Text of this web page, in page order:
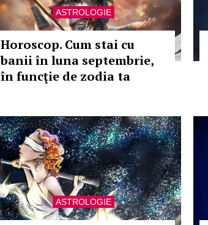
ASTROLOGIE
Horoscop. Cum stai cu
banii în luna septembrie,
în funcţie de zodia ta
ASTROLOGIE